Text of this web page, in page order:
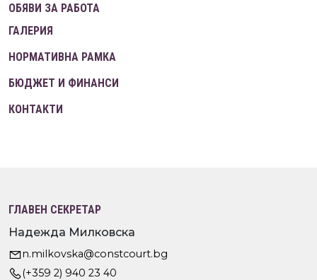
ОБЯВИ ЗА РАБОТА
ГАЛЕРИЯ
НОРМАТИВНА РАМКА
БЮДЖЕТ И ФИНАНСИ
КОНТАКТИ
ГЛАВЕН СЕКРЕТАР
Надежда Милковска
n.milkovska@constcourt.bg
(+359 2) 940 23 40